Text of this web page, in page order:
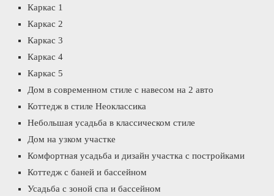
Каркас 1
Каркас 2
Каркас 3
Каркас 4
Каркас 5
Дом в современном стиле с навесом на 2 авто
Коттедж в стиле Неоклассика
Небольшая усадьба в классическом стиле
Дом на узком участке
Комфортная усадьба и дизайн участка с постройками
Коттедж с баней и бассейном
Усадьба с зоной спа и бассейном